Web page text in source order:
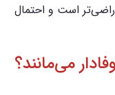
راضی‌تر است و احتمال
می‌مانند؟